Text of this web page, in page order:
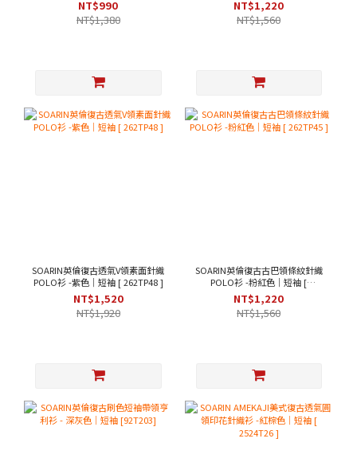
NT$990
NT$1,380
NT$1,220
NT$1,560
SOARIN英倫復古透氣V領素面針織
POLO衫 -紫色｜短袖 [ 262TP48 ]
NT$1,520
NT$1,920
SOARIN英倫復古古巴領條紋針織
POLO衫 -粉紅色｜短袖 [
262TP45 ]
NT$1,220
NT$1,560